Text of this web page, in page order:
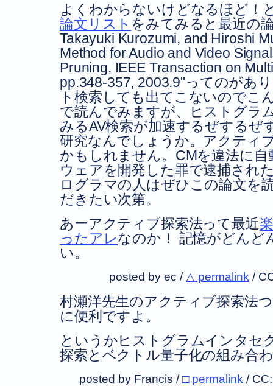
よくわからないけどなるほど！
論文リスト をみてみると最近の
Takayuki Kurozumi, and Hiroshi
Method for Audio and Video
Pruning, IEEE Transaction on
pp.348-357, 2003.9 ってのがあ
ト検索しても出てこないのでこ
で読んでみますが、ヒストグラ
みるAV検索が加速するぜするぜ
研究なんでしょうか。アクティ
かもしれません。CMを違法に
ウェアを開発した罪で逮捕され
ログラマの人はぜひこの論文を
だきたい次第。
あーアクティブ探索法って最近
ったアレなのか！ 記憶がどんど
い。
posted by ec / △ permalink /
村瀬洋先生のアクティブ探索法
に便利ですよ。
というかヒストグラムインタセ
探索とベクトル量子化の組み合
posted by Francis /□ permalink /